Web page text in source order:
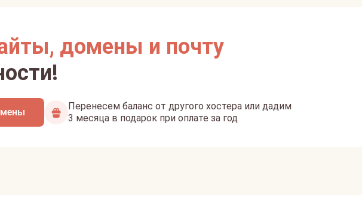
домены и почту
Перенесем баланс от другого хостера или дадим
3 месяца в подарок при оплате за год